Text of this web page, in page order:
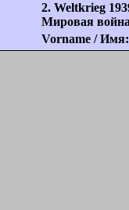
2. Weltkrieg
Мировая
Vorname / Имя: